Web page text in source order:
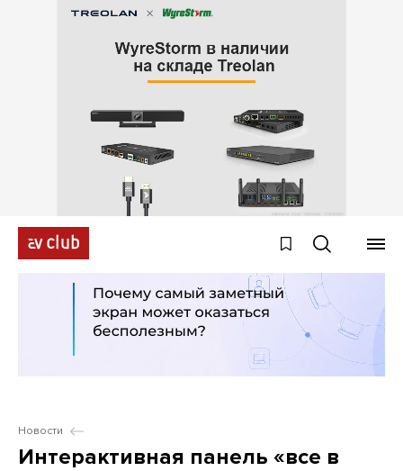
Новости
Интерактивная панель «все в